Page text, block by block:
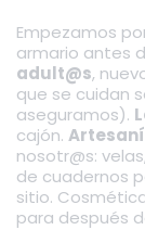
Empezamos
armario antes
adult@s,
que se cuidan
aseguramos).
cajón.
nosotr@s:
de cuadernos
sitio.
para después